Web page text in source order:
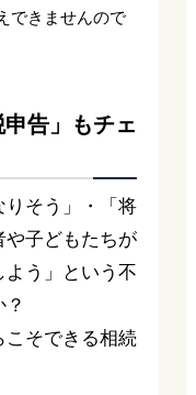
できませんので
申告」もチェ
りそう」・「将
や子どもたちが
よう」という不
こそできる相続